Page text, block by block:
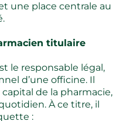
une place centrale au
titulaire
le responsable légal,
d’une officine. Il
de la pharmacie,
À ce titre, il
: